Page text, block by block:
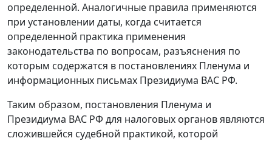
определенной. Аналогичные правила применяются
при установлении даты, когда считается
определенной практика применения
законодательства по вопросам, разъяснения по
которым содержатся в постановлениях Пленума и
информационных письмах Президиума ВАС РФ.
Таким образом, постановления Пленума и
Президиума ВАС РФ для налоговых органов являются
сложившейся судебной практикой, которой